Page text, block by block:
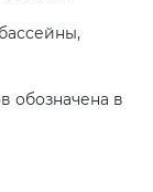
обозначена в